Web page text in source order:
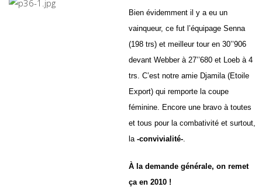
Bien évidemment il y a eu un
vainqueur, ce fut l’équipage Senna
(198 trs) et meilleur tour en 30’’906
devant Webber à 27’’680 et Loeb à 4
trs. C’est notre amie Djamila (Etoile
Export) qui remporte la coupe
féminine.
Encore une bravo à toutes
et tous pour la combativité et surtout,
la -convivialité-
À la demande générale, on remet
ça en 2010 !